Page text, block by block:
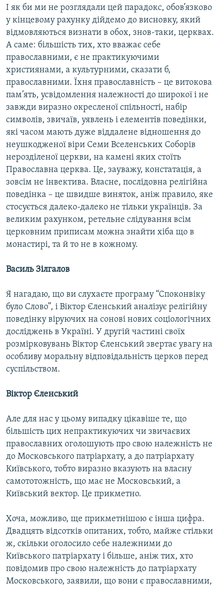
І як би ми не розглядали цей парадокс, обов’язково
у кінцевому рахунку дійдемо до висновку, який
відмовляються визнати в обох, знов-таки, церквах.
А саме: більшість тих, хто вважає себе
православними, є не практикуючими
християнами, а культурними, сказати б,
православними. Їхня православність – це витокова
пам’ять, усвідомлення належності до широкої і не
завжди виразно окресленої спільності, набір
символів, звичаїв, уявлень і елементів поведінки,
які часом мають дуже віддалене відношення до
неушкодженої віри Семи Вселенських Соборів
нерозділеної церкви, на камені яких стоїть
Православна церква. Це, зауважу, констатація, а
зовсім не інвектива. Власне, послідовна релігійна
поведінка – це швидше виняток, аніж правило, яке
стосується далеко-далеко не тільки українців. За
великим рахунком, ретельне слідування всім
церковним приписам можна знайти хіба що в
монастирі, та й то не в кожному.
Василь Зілгалов
Я нагадаю, що ви слухаєте програму “Споконвіку
було Слово”, і Віктор Єленський аналізує релігійну
поведінку віруючих на сонові нових соціологічних
досліджень в Україні. У другій частині своїх
розмірковувань Віктор Єленський звертає увагу на
особливу моральну відповідальність церков перед
суспільством.
Віктор Єленський
Але для нас у цьому випадку цікавіше те, що
більшість цих непрактикуючих чи звичаєвих
православних оголошують про свою належність не
до Московського патріархату, а до патріархату
Київського, тобто виразно вказують на власну
самототожність, що має не Московський, а
Київський вектор. Це прикметно.
Хоча, можливо, ще прикметнішою є інша цифра.
Двадцять відсотків опитаних, тобто, майже стільки
ж, скільки оголосило себе належними до
Київського патріархату і більше, аніж тих, хто
повідомив про свою належність до патріархату
Московського, заявили, що вони є православними,